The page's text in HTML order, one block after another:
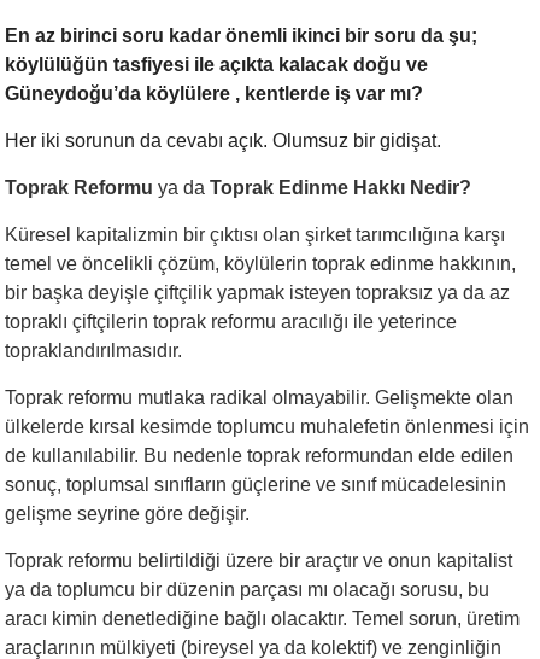
En az birinci soru kadar önemli ikinci bir soru da şu;
köylülüğün tasfiyesi ile açıkta kalacak doğu ve
Güneydoğu’da köylülere , kentlerde iş var mı?
Her iki sorunun da cevabı açık. Olumsuz bir gidişat.
Toprak Reformu ya daToprak Edinme Hakkı Nedir?
Küresel kapitalizmin bir çıktısı olan şirket tarımcılığına karşı
temel ve öncelikli çözüm, köylülerin toprak edinme hakkının,
bir başka deyişle çiftçilik yapmak isteyen topraksız ya da az
topraklı çiftçilerin toprak reformu aracılığı ile yeterince
topraklandırılmasıdır.
Toprak reformu mutlaka radikal olmayabilir. Gelişmekte olan
ülkelerde kırsal kesimde toplumcu muhalefetin önlenmesi için
de kullanılabilir. Bu nedenle toprak reformundan elde edilen
sonuç, toplumsal sınıfların güçlerine ve sınıf mücadelesinin
gelişme seyrine göre değişir.
Toprak reformu belirtildiği üzere bir araçtır ve onun kapitalist
ya da toplumcu bir düzenin parçası mı olacağı sorusu, bu
aracı kimin denetlediğine bağlı olacaktır. Temel sorun, üretim
araçlarının mülkiyeti (bireysel ya da kolektif) ve zenginliğin